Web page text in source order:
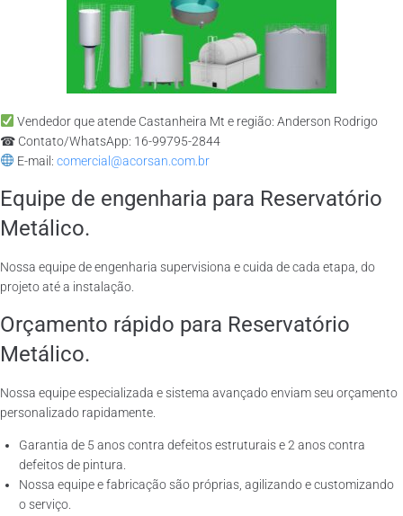
Vendedor que atende Castanheira Mt e região: Anderson Rodrigo
☎ Contato/WhatsApp: 16-99795-2844
E-mail: comercial@acorsan.com.br
Equipe de engenharia para Reservatório
Metálico.
Nossa equipe de engenharia supervisiona e cuida de cada etapa, do
projeto até a instalação.
Orçamento rápido para Reservatório
Metálico.
Nossa equipe especializada e sistema avançado enviam seu orçamento
personalizado rapidamente.
Garantia de 5 anos contra defeitos estruturais e 2 anos contra
defeitos de pintura.
Nossa equipe e fabricação são próprias, agilizando e customizando
o serviço.